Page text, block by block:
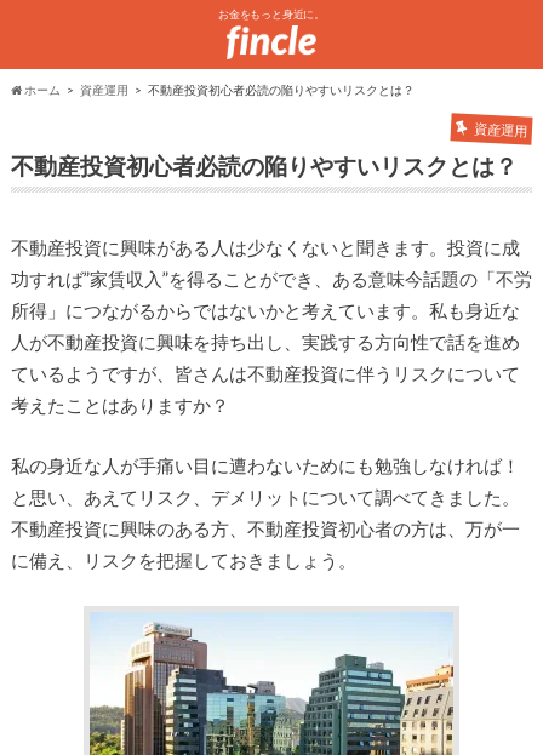
お金をもっと身近に。
ホーム 資産運用 不動産投資初心者必読の陥りやすいリスクとは？
資産運用
不動産投資初心者必読の陥りやすいリスクとは？
不動産投資に興味がある人は少なくないと聞きます。投資に成
功すれば”家賃収入”を得ることができ、ある意味今話題の「不労
所得」につながるからではないかと考えています。私も身近な
人が不動産投資に興味を持ち出し、実践する方向性で話を進め
ているようですが、皆さんは不動産投資に伴うリスクについて
考えたことはありますか？
私の身近な人が手痛い目に遭わないためにも勉強しなければ！
と思い、あえてリスク、デメリットについて調べてきました。
不動産投資に興味のある方、不動産投資初心者の方は、万が一
に備え、リスクを把握しておきましょう。